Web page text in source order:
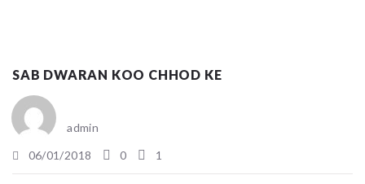
SAB DWARAN KOO CHHOD KE
admin
06/01/2018
0 1